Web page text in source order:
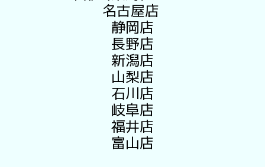
名古屋店
静岡店
長野店
新潟店
山梨店
石川店
岐阜店
福井店
富山店